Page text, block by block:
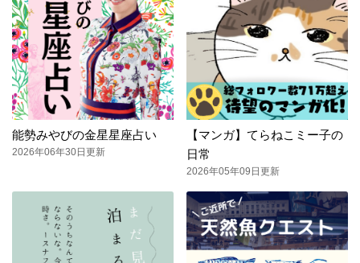
能勢みやびの金星星座占い
2026年06年30日更新
【マンガ】てらねこミー子の
日常
2026年05年09日更新